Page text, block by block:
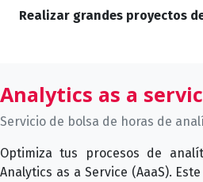
Realizar grandes proyectos
Analytics as a
Servicio de bolsa de horas de
Optimiza tus procesos de
Analytics as a Service (AaaS). Este